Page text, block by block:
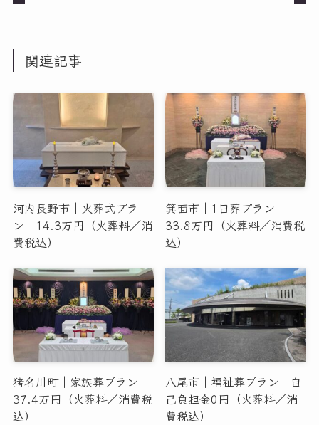
関連記事
河内長野市｜火葬式プラ
ン 14.3万円（火葬料／消
費税込）
箕面市｜1日葬プラン
33.8万円（火葬料／消費税
込）
猪名川町｜家族葬プラン
37.4万円（火葬料／消費税
込）
八尾市｜福祉葬プラン 自
己負担金0円（火葬料／消
費税込）